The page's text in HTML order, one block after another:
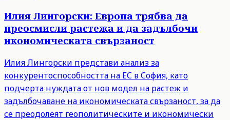
Илия Лингорски: Европа трябва да
преосмисли растежа и да задълбочи
икономическата свързаност
Илия Лингорски представи анализ за
конкурентоспособността на ЕС в София, като
подчерта нуждата от нов модел на растеж и
задълбочаване на икономическата свързаност, за да
се преодолеят геополитическите и икономически